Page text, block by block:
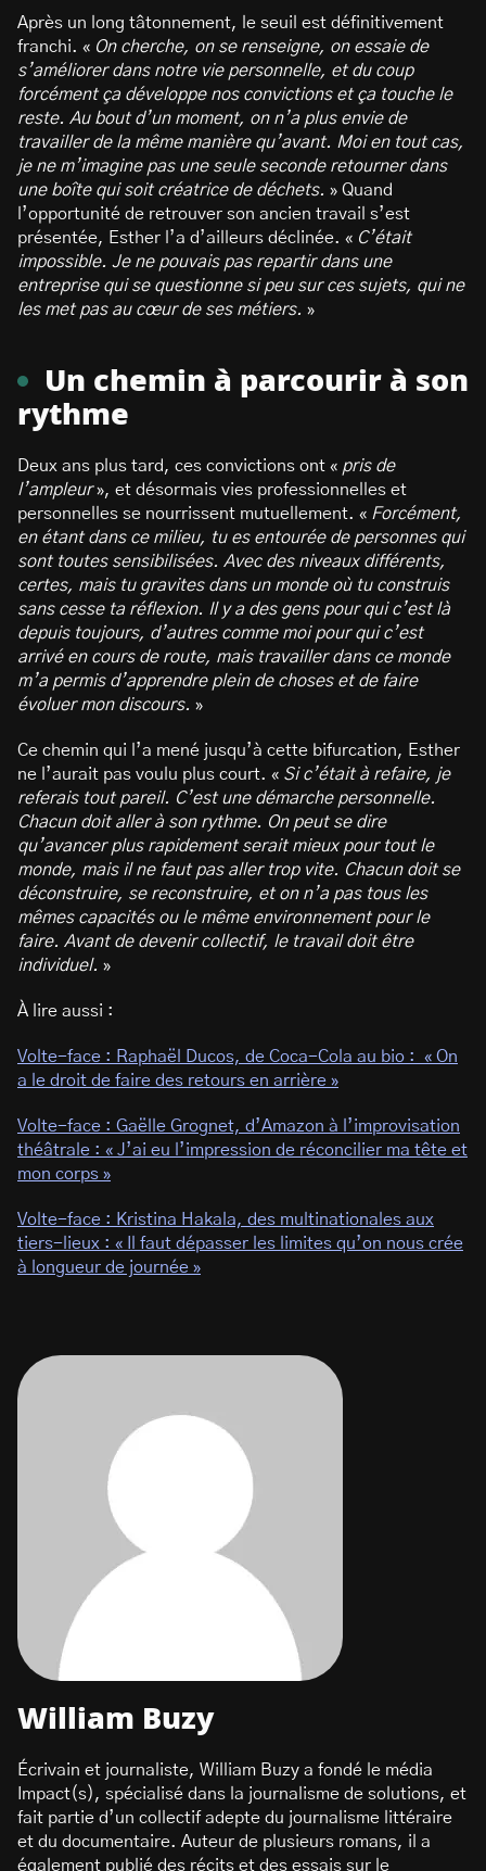
Après un long tâtonnement, le seuil est définitivement
franchi. « On cherche, on se renseigne, on essaie de
s’améliorer dans notre vie personnelle, et du coup
forcément ça développe nos convictions et ça touche le
reste. Au bout d’un moment, on n’a plus envie de
travailler de la même manière qu’avant. Moi en tout cas,
je ne m’imagine pas une seule seconde retourner dans
une boîte qui soit créatrice de déchets. » Quand
l’opportunité de retrouver son ancien travail s’est
présentée, Esther l’a d’ailleurs déclinée. « C’était
impossible. Je ne pouvais pas repartir dans une
entreprise qui se questionne si peu sur ces sujets, qui ne
les met pas au cœur de ses métiers. »
Un chemin à parcourir à son
rythme
Deux ans plus tard, ces convictions ont « pris de
l’ampleur», et désormais vies professionnelles et
personnelles se nourrissent mutuellement. « Forcément,
en étant dans ce milieu, tu es entourée de personnes qui
sont toutes sensibilisées. Avec des niveaux différents,
certes, mais tu gravites dans un monde où tu construis
sans cesse ta réflexion. Il y a des gens pour qui c’est là
depuis toujours, d’autres comme moi pour qui c’est
arrivé en cours de route, mais travailler dans ce monde
m’a permis d’apprendre plein de choses et de faire
évoluer mon discours. »
Ce chemin qui l’a mené jusqu’à cette bifurcation, Esther
ne l’aurait pas voulu plus court. « Si c’était à refaire, je
referais tout pareil. C’est une démarche personnelle.
Chacun doit aller à son rythme. On peut se dire
qu’avancer plus rapidement serait mieux pour tout le
monde, mais il ne faut pas aller trop vite. Chacun doit se
déconstruire, se reconstruire, et on n’a pas tous les
mêmes capacités ou le même environnement pour le
faire. Avant de devenir collectif, le travail doit être
individuel. »
À lire aussi :
Volte-face : Raphaël Ducos, de Coca-Cola au bio : « On
a le droit de faire des retours en arrière »
Volte-face : Gaëlle Grognet, d’Amazon à l’improvisation
théâtrale : « J’ai eu l’impression de réconcilier ma tête et
mon corps »
Volte-face : Kristina Hakala, des multinationales aux
tiers-lieux : « Il faut dépasser les limites qu’on nous crée
à longueur de journée »
William Buzy
Écrivain et journaliste, William Buzy a fondé le média
Impact(s), spécialisé dans la journalisme de solutions, et
fait partie d’un collectif adepte du journalisme littéraire
et du documentaire. Auteur de plusieurs romans, il a
également publié des récits et des essais sur le